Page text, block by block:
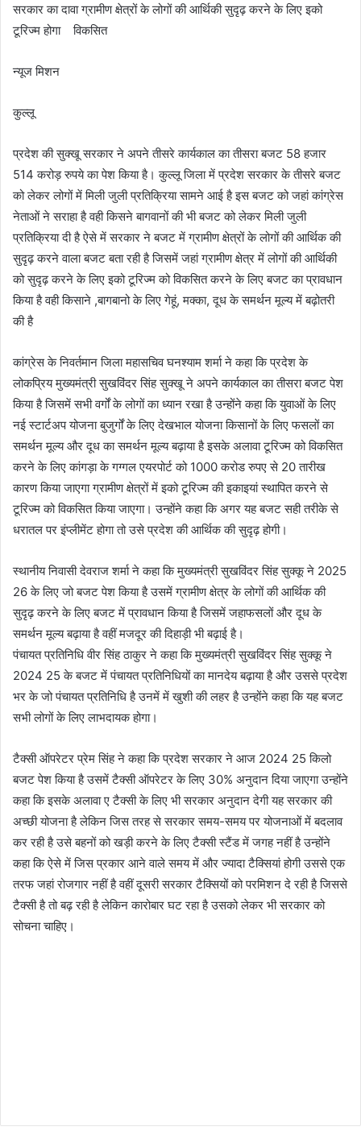
सरकार का दावा ग्रामीण क्षेत्रों के लोगों की आर्थिकी सुदृढ़ करने के लिए इको
टूरिज्म होगा विकसित
न्यूज मिशन
कुल्लू
प्रदेश की सुक्खू सरकार ने अपने तीसरे कार्यकाल का तीसरा बजट 58 हजार
514 करोड़ रुपये का पेश किया है। कुल्लू जिला में प्रदेश सरकार के तीसरे बजट
को लेकर लोगों में मिली जुली प्रतिक्रिया सामने आई है इस बजट को जहां कांग्रेस
नेताओं ने सराहा है वही किसने बागवानों की भी बजट को लेकर मिली जुली
प्रतिक्रिया दी है ऐसे में सरकार ने बजट में ग्रामीण क्षेत्रों के लोगों की आर्थिक की
सुदृढ़ करने वाला बजट बता रही है जिसमें जहां ग्रामीण क्षेत्र में लोगों की आर्थिकी
को सुदृढ़ करने के लिए इको टूरिज्म को विकसित करने के लिए बजट का प्रावधान
किया है वही किसाने ,बागबानो के लिए गेहूं, मक्का, दूध के समर्थन मूल्य में बढ़ोतरी
की है
कांग्रेस के निवर्तमान जिला महासचिव घनश्याम शर्मा ने कहा कि प्रदेश के
लोकप्रिय मुख्यमंत्री सुखविंदर सिंह सुक्खू ने अपने कार्यकाल का तीसरा बजट पेश
किया है जिसमें सभी वर्गों के लोगों का ध्यान रखा है उन्होंने कहा कि युवाओं के लिए
नई स्टार्टअप योजना बुजुर्गों के लिए देखभाल योजना किसानों के लिए फसलों का
समर्थन मूल्य और दूध का समर्थन मूल्य बढ़ाया है इसके अलावा टूरिज्म को विकसित
करने के लिए कांगड़ा के गग्गल एयरपोर्ट को 1000 करोड रुपए से 20 तारीख
कारण किया जाएगा ग्रामीण क्षेत्रों में इको टूरिज्म की इकाइयां स्थापित करने से
टूरिज्म को विकसित किया जाएगा। उन्होंने कहा कि अगर यह बजट सही तरीके से
धरातल पर इंप्लीमेंट होगा तो उसे प्रदेश की आर्थिक की सुदृढ़ होगी।
स्थानीय निवासी देवराज शर्मा ने कहा कि मुख्यमंत्री सुखविंदर सिंह सुक्कू ने 2025
26 के लिए जो बजट पेश किया है उसमें ग्रामीण क्षेत्र के लोगों की आर्थिक की
सुदृढ़ करने के लिए बजट में प्रावधान किया है जिसमें जहाफसलों और दूध के
समर्थन मूल्य बढ़ाया है वहीं मजदूर की दिहाड़ी भी बढ़ाई है।
पंचायत प्रतिनिधि वीर सिंह ठाकुर ने कहा कि मुख्यमंत्री सुखविंदर सिंह सुक्कू ने
2024 25 के बजट में पंचायत प्रतिनिधियों का मानदेय बढ़ाया है और उससे प्रदेश
भर के जो पंचायत प्रतिनिधि है उनमें में खुशी की लहर है उन्होंने कहा कि यह बजट
सभी लोगों के लिए लाभदायक होगा।
टैक्सी ऑपरेटर प्रेम सिंह ने कहा कि प्रदेश सरकार ने आज 2024 25 किलो
बजट पेश किया है उसमें टैक्सी ऑपरेटर के लिए 30% अनुदान दिया जाएगा उन्होंने
कहा कि इसके अलावा ए टैक्सी के लिए भी सरकार अनुदान देगी यह सरकार की
अच्छी योजना है लेकिन जिस तरह से सरकार समय-समय पर योजनाओं में बदलाव
कर रही है उसे बहनों को खड़ी करने के लिए टैक्सी स्टैंड में जगह नहीं है उन्होंने
कहा कि ऐसे में जिस प्रकार आने वाले समय में और ज्यादा टैक्सियां होगी उससे एक
तरफ जहां रोजगार नहीं है वहीं दूसरी सरकार टैक्सियों को परमिशन दे रही है जिससे
टैक्सी है तो बढ़ रही है लेकिन कारोबार घट रहा है उसको लेकर भी सरकार को
सोचना चाहिए।